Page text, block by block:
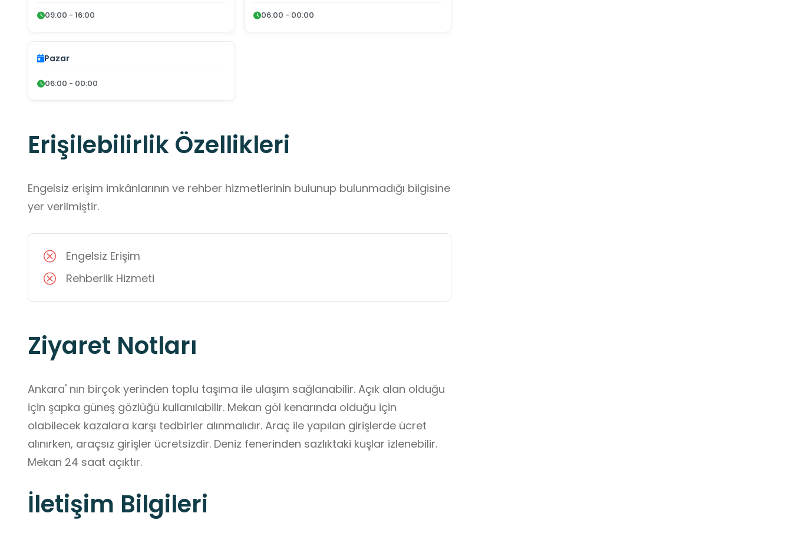
09:00 - 16:00 06:00 - 00:00
Pazar
06:00 - 00:00
Erişilebilirlik Özellikleri
Engelsiz erişim imkânlarının ve rehber hizmetlerinin bulunup bulunmadığı bilgisine
yer verilmiştir.
Engelsiz Erişim
Rehberlik Hizmeti
Ziyaret Notları
Ankara' nın birçok yerinden toplu taşıma ile ulaşım sağlanabilir. Açık alan olduğu
için şapka güneş gözlüğü kullanılabilir. Mekan göl kenarında olduğu için
olabilecek kazalara karşı tedbirler alınmalıdır. Araç ile yapılan girişlerde ücret
alınırken, araçsız girişler ücretsizdir. Deniz fenerinden sazlıktaki kuşlar izlenebilir.
Mekan 24 saat açıktır.
İletişim Bilgileri